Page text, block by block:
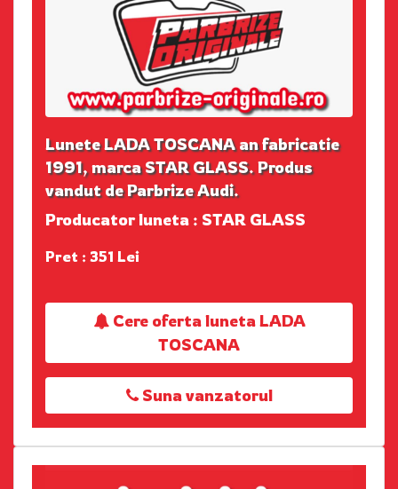
Lunete LADA TOSCANA an fabricatie
1991, marca STAR GLASS. Produs
vandut de Parbrize Audi.
Producator luneta : STAR GLASS
Pret : 351 Lei
Cere oferta luneta LADA
TOSCANA
Suna vanzatorul